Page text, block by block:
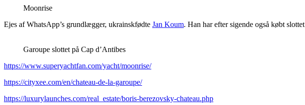
Moonrise
Ejes af WhatsApp’s grundlægger, ukrainskfødte Jan Koum. Han har efter sigende også købt slottet
Garoupe slottet på Cap d’Antibes
https://www.superyachtfan.com/yacht/moonrise/
https://cityxee.com/en/chateau-de-la-garoupe/
https://luxurylaunches.com/real_estate/boris-berezovsky-chateau.php